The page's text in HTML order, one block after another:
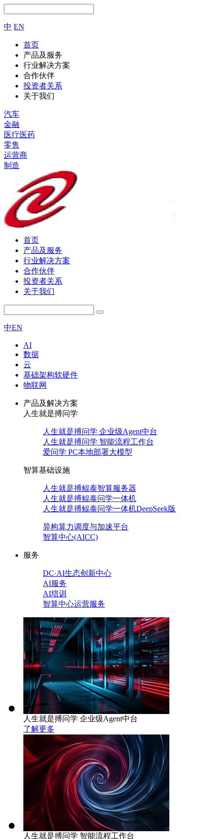
中 EN
首页
产品及服务
行业解决方案
合作伙伴
投资者关系
关于我们
汽车
金融
医疗医药
零售
运营商
制造
首页
产品及服务
行业解决方案
合作伙伴
投资者关系
关于我们
中EN
AI
数据
云
基础架构软硬件
物联网
产品及解决方案
人生就是搏问学
人生就是搏问学 企业级Agent中台
人生就是搏问学 智能流程工作台
爱问学 PC本地部署大模型
智算基础设施
人生就是搏鲲泰智算服务器
人生就是搏鲲泰问学一体机
人生就是搏鲲泰问学一体机DeepSeek版
异构算力调度与加速平台
智算中心(AICC)
服务
DC·AI生态创新中心
AI服务
AI培训
智算中心运营服务
人生就是搏问学 企业级Agent中台
了解更多
人生就是搏问学 智能流程工作台